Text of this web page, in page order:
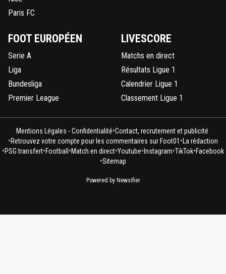
Paris FC
FOOT EUROPÉEN
Serie A
Liga
Bundesliga
Premier League
LIVESCORE
Matchs en direct
Résultats Ligue 1
Calendrier Ligue 1
Classement Ligue 1
Mentions Légales - Confidentialité•Contact, recrutement et publicité
•Retrouvez votre compte pour les commentaires sur Foot01 • La rédaction
•PSG transfert•Football •Match en direct•Youtube• Instagram•TikTok•Facebook
•Sitemap
Powered by Newsifier